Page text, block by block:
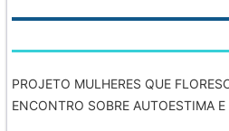
PROJETO MULHERES QUE
ENCONTRO SOBRE AUTOESTIMA